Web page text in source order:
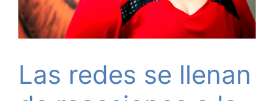
Las redes se llenan